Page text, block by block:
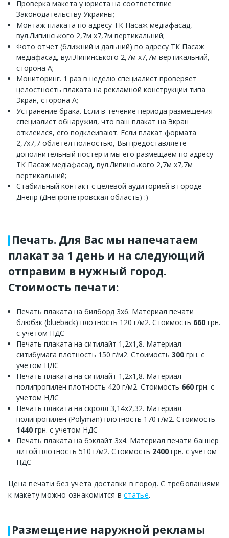
Проверка макета у юриста на соответствие
Законодательству Украины;
Монтаж плаката по адресу ТК Пасаж медіафасад,
вул.Липинського 2,7м х7,7м вертикальний;
Фото отчет (ближний и дальний) по адресу ТК Пасаж
медіафасад, вул.Липинського 2,7м х7,7м вертикальний,
сторона А;
Мониторинг. 1 раз в неделю специалист проверяет
целостность плаката на рекламной конструкции типа
Экран, сторона А;
Устранение брака. Если в течение периода размещения
специалист обнаружил, что ваш плакат на Экран
отклеился, его подклеивают. Если плакат формата
2,7х7,7 облетел полностью, Вы предоставляете
дополнительный постер и мы его размещаем по адресу
ТК Пасаж медіафасад, вул.Липинського 2,7м х7,7м
вертикальний;
Стабильный контакт с целевой аудиторией в городе
Днепр (Днепропетровская область) :)
Печать. Для Вас мы напечатаем
плакат за 1 день и на следующий
отправим в нужный город.
Стоимость печати:
Печать плаката на билборд 3х6. Материал печати
блюбэк (blueback) плотность 120 г/м2. Стоимость 660 грн.
с учетом НДС
Печать плаката на ситилайт 1,2х1,8. Материал
ситибумага плотность 150 г/м2. Стоимость 300 грн. с
учетом НДС
Печать плаката на ситилайт 1,2х1,8. Материал
полипропилен плотность 420 г/м2. Стоимость 660 грн. с
учетом НДС
Печать плаката на скролл 3,14х2,32. Материал
полипропилен (Polyman) плотность 170 г/м2. Стоимость
1440 грн. с учетом НДС
Печать плаката на бэклайт 3х4. Материал печати баннер
литой плотность 510 г/м2. Стоимость 2400 грн. с учетом
НДС
Цена печати без учета доставки в город. С требованиями
к макету можно ознакомится встатье.
Размещение наружной рекламы